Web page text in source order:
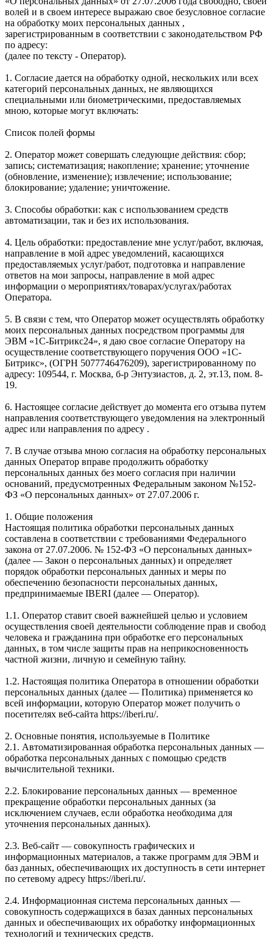
волей и в своем интересе выражаю свое безусловное согласие
на обработку моих персональных данных ,
зарегистрированным в соответствии с законодательством РФ
по адресу:
(далее по тексту - Оператор).
1. Согласие дается на обработку одной, нескольких или всех
категорий персональных данных, не являющихся
специальными или биометрическими, предоставляемых
мною, которые могут включать:
Список полей формы
2. Оператор может совершать следующие действия: сбор;
запись; систематизация; накопление; хранение; уточнение
(обновление, изменение); извлечение; использование;
блокирование; удаление; уничтожение.
3. Способы обработки: как с использованием средств
автоматизации, так и без их использования.
4. Цель обработки: предоставление мне услуг/работ, включая,
направление в мой адрес уведомлений, касающихся
предоставляемых услуг/работ, подготовка и направление
ответов на мои запросы, направление в мой адрес
информации о мероприятиях/товарах/услугах/работах
Оператора.
5. В связи с тем, что Оператор может осуществлять обработку
моих персональных данных посредством программы для
ЭВМ «1С-Битрикс24», я даю свое согласие Оператору на
осуществление соответствующего поручения ООО «1С-
Битрикс», (ОГРН 5077746476209), зарегистрированному по
адресу: 109544, г. Москва, б-р Энтузиастов, д. 2, эт.13, пом. 8-
19.
6. Настоящее согласие действует до момента его отзыва путем
направления соответствующего уведомления на электронный
адрес или направления по адресу .
7. В случае отзыва мною согласия на обработку персональных
данных Оператор вправе продолжить обработку
персональных данных без моего согласия при наличии
оснований, предусмотренных Федеральным законом №152-
ФЗ «О персональных данных» от 27.07.2006 г.
1. Общие положения
Настоящая политика обработки персональных данных
составлена в соответствии с требованиями Федерального
закона от 27.07.2006. № 152-ФЗ «О персональных данных»
(далее — Закон о персональных данных) и определяет
порядок обработки персональных данных и меры по
обеспечению безопасности персональных данных,
предпринимаемые IBERI (далее — Оператор).
1.1. Оператор ставит своей важнейшей целью и условием
осуществления своей деятельности соблюдение прав и свобод
человека и гражданина при обработке его персональных
данных, в том числе защиты прав на неприкосновенность
частной жизни, личную и семейную тайну.
1.2. Настоящая политика Оператора в отношении обработки
персональных данных (далее — Политика) применяется ко
всей информации, которую Оператор может получить о
посетителях веб-сайта https://iberi.ru/.
2. Основные понятия, используемые в Политике
2.1. Автоматизированная обработка персональных данных —
обработка персональных данных с помощью средств
вычислительной техники.
2.2. Блокирование персональных данных — временное
прекращение обработки персональных данных (за
исключением случаев, если обработка необходима для
уточнения персональных данных).
2.3. Веб-сайт — совокупность графических и
информационных материалов, а также программ для ЭВМ и
баз данных, обеспечивающих их доступность в сети интернет
по сетевому адресу https://iberi.ru/.
2.4. Информационная система персональных данных —
совокупность содержащихся в базах данных персональных
данных и обеспечивающих их обработку информационных
технологий и технических средств.